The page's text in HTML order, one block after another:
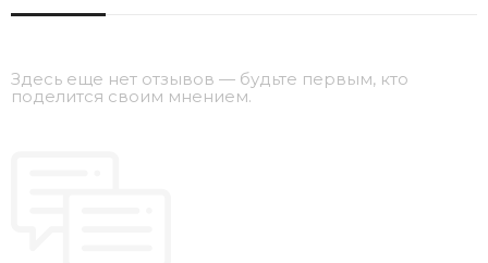
Здесь еще нет отзывов — будьте первым, кто
поделится своим мнением.